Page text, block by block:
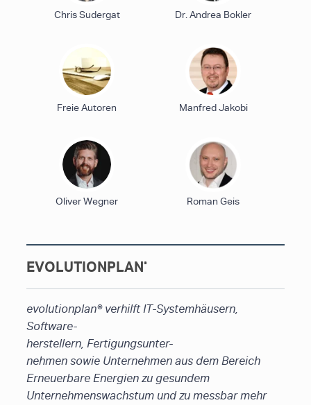
Chris Sudergat Dr. Andrea Bokler
Freie Autoren Manfred Jakobi
Oliver Wegner Roman Geis
EVOLUTIONPLAN®
evolutionplan®verhilft IT-Systemhäusern,
Software-
herstellern, Fertigungsunter-
nehmen sowie Unternehmen aus dem Bereich
Erneuerbare Energien zu gesundem
Unternehmenswachstum und zu messbar mehr